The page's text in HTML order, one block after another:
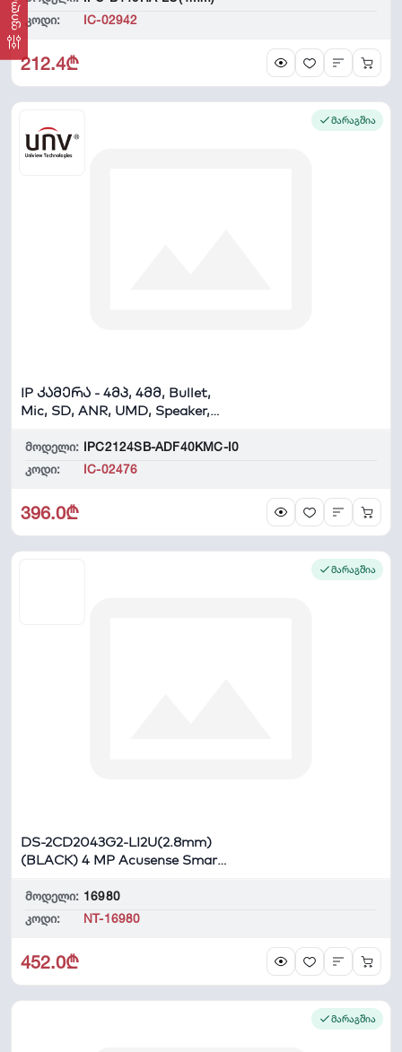
კოდი:
IC-02942
212.4₾
მარაგშია
IP კამერა - 4მპ, 4მმ, Bullet,
Mic, SD, ANR, UMD, Speaker,
მოდელი: IPC2124SB-ADF40KMC-I0
კოდი:
IC-02476
396.0₾
მარაგშია
DS-2CD2043G2-LI2U(2.8mm)
(BLACK) 4 MP Acusense Smart
მოდელი: 16980
კოდი:
NT-16980
452.0₾
მარაგშია